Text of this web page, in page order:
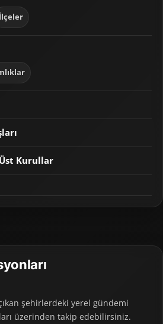
İlçeler
Kurullar
şehirlerdeki yerel gündemi
üzerinden takip edebilirsiniz.